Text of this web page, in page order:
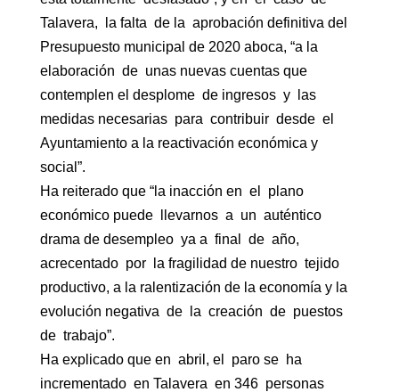
Talavera, la falta de la aprobación definitiva del
Presupuesto municipal de 2020 aboca, “a la
elaboración de unas nuevas cuentas que
contemplen el desplome de ingresos y las
medidas necesarias para contribuir desde el
Ayuntamiento a la reactivación económica y
social”.
Ha reiterado que “la inacción en el plano
económico puede llevarnos a un auténtico
drama de desempleo ya a final de año,
acrecentado por la fragilidad de nuestro tejido
productivo, a la ralentización de la economía y la
evolución negativa de la creación de puestos
de trabajo”.
Ha explicado que en abril, el paro se ha
incrementado en Talavera en 346 personas